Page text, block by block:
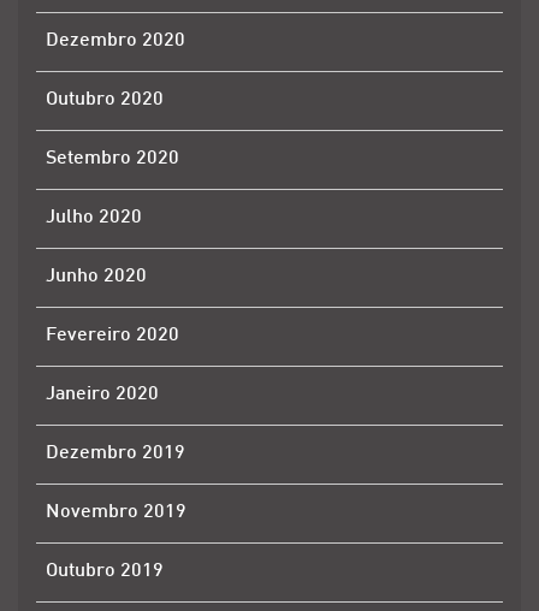
Dezembro 2020
Outubro 2020
Setembro 2020
Julho 2020
Junho 2020
Fevereiro 2020
Janeiro 2020
Dezembro 2019
Novembro 2019
Outubro 2019